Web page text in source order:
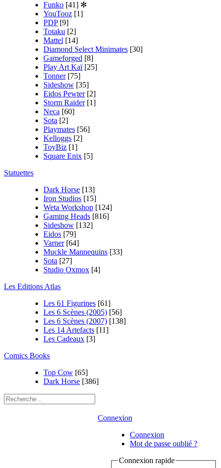
Funko [41] ✻
YouTooz [1]
PDP [9]
Totaku [2]
Mattel [14]
Diamond Select Minimates [30]
Gameforged [8]
Play Art Kaï [25]
Tonner [75]
Sideshow [35]
Eidos Pewter [2]
Storm Raider [1]
Neca [60]
Sota [2]
Playmates [56]
Kelloggs [2]
ToyBiz [1]
Square Enix [5]
Statuettes
Dark Horse [13]
Iron Studios [15]
Weta Workshop [124]
Gaming Heads [816]
Sideshow [132]
Eidos [79]
Varner [64]
Muckle Mannequins [33]
Sota [27]
Studio Oxmox [4]
Les Editions Atlas
Les 61 Figurines [61]
Les 6 Scènes (2005) [56]
Les 6 Scènes (2007) [138]
Les 14 Artefacts [11]
Les Cadeaux [3]
Comics Books
Top Cow [65]
Dark Horse [386]
Connexion
Connexion
Mot de passe oublié ?
Connexion rapide